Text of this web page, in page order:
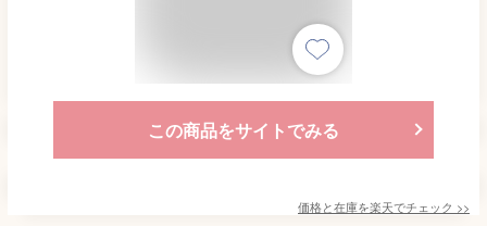
この商品をサイトでみる
価格と在庫を楽天でチェック >>